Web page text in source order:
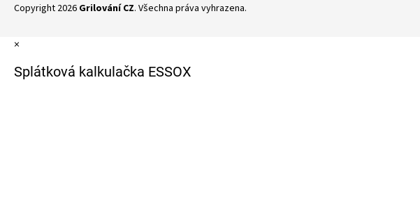
Copyright 2026 Grilování CZ. Všechna práva vyhrazena.
×
Splátková kalkulačka ESSOX